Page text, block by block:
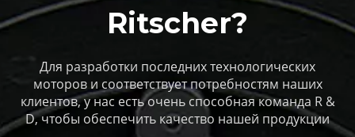
Ritscher?
Для разработки последних технологических
моторов и соответствует потребностям наших
клиентов, у нас есть очень способная команда R &
D, чтобы обеспечить качество нашей продукции